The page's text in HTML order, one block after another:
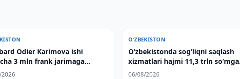
Odier Karimova ishi
3 mln frank jarimaga
O‘ZBEKISTON
O‘zbekistonda sog‘liqni saqlash
xizmatlari hajmi 11,3 trln so‘mga
yetdi
06/08/2026